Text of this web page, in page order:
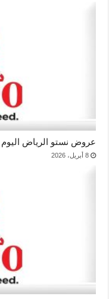
عروض نستو الرياض اليوم 8 ابريل حتى 14 ابريل 2026
8 أبريل، 2026